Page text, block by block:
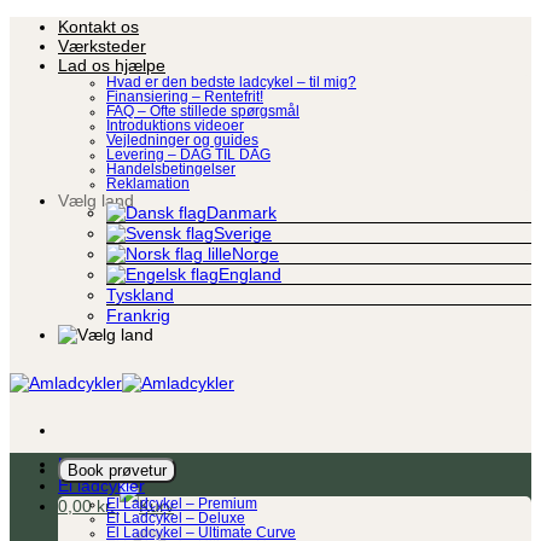
Fortsæt
indhold
Kontakt os
Værksteder
Lad os hjælpe
Hvad er den bedste ladcykel – til mig?
Finansiering – Rentefrit!
FAQ – Ofte stillede spørgsmål
Introduktions videoer
Vejledninger og guides
Levering – DAG TIL DAG
Handelsbetingelser
Reklamation
Vælg land
Danmark
Sverige
Norge
England
Tyskland
Frankrig
Book prøvetur
0,00kr.
Ladcykel
El ladcykler
El Ladcykel – Premium
El Ladcykel – Deluxe
El Ladcykel – Ultimate Curve